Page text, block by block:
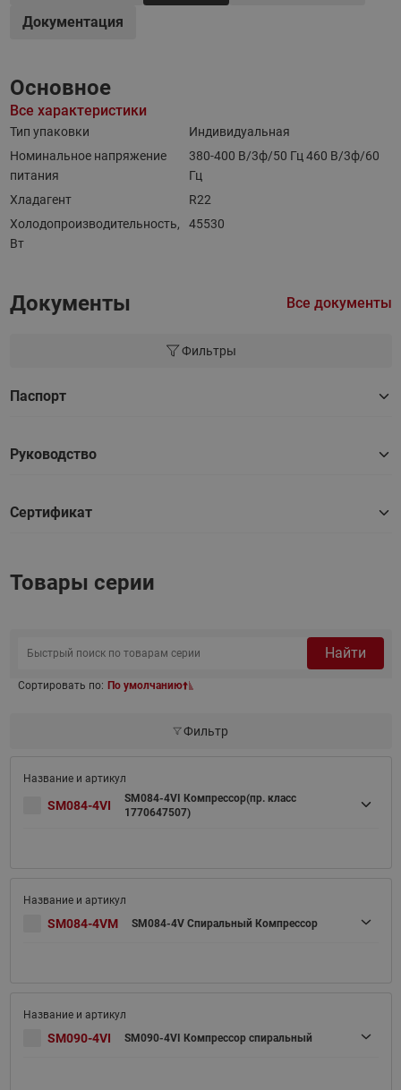
Документация
Основное
Все характеристики
Тип упаковки
Индивидуальная
Номинальное напряжение
питания
380-400 B/3ф/50 Гц 460 B/3ф/60
Гц
Хладагент
R22
Холодопроизводительность,
Вт
45530
Документы Все документы
Фильтры
Паспорт
Руководство
Сертификат
Товары серии
Найти
Сортировать по: По умолчанию
Фильтр
SM084-4VI
SM084-4VI Компрессор(пр. класс
1770647507)
SM084-4VM SM084-4V Спиральный Компрессор
SM090-4VI SM090-4VI Компрессор спиральный